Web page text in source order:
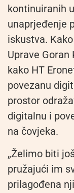
kontinuiranih
unaprjeđenje
iskustva.
Uprave
kako HT
povezanu
prostor
digitalnu i
na čovjeka.
„Želimo biti
pružajući im
prilagođena